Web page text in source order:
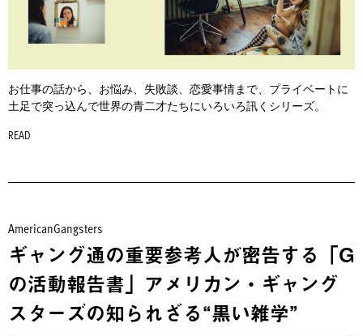
お仕事の話から、お悩み、失敗談、恋愛事情まで、プライベートに
土足で突っ込んで世界の青二才たちにいろいろ訊くシリーズ。
READ
AmericanGangsters
ギャング通の重要参考人が密告する「G
の活動報告書」アメリカン・ギャング
スターズの知られざる“黒い雑学”